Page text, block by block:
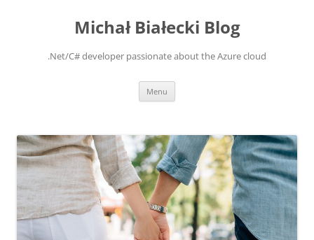
Michał Białecki Blog
.Net/C# developer passionate about the Azure cloud
Menu